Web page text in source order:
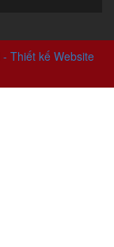
- Thiết kế Website